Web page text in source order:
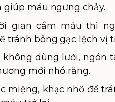
giúp máu ngưng chảy.
gian cầm máu thì
tránh bông gạc lệch vị
không dùng lưỡi, ngón
mới nhổ răng.
miệng, khạc nhổ để